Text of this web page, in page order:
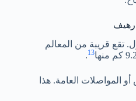
رهيف
تقع قريبة من المعالم
13
.
المواصلات العامة. هذا